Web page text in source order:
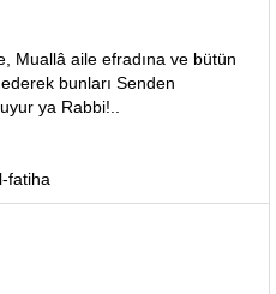
Muallâ aile efradına ve bütün
bunları Senden
ya Rabbi!..
fatiha